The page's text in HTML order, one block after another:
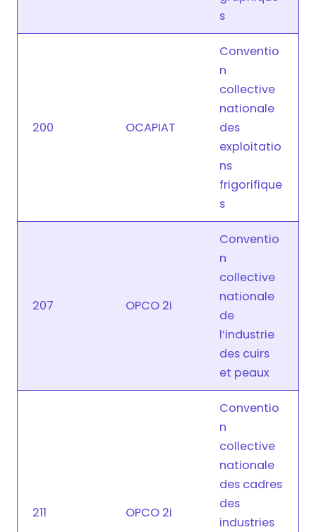
s
200 OCAPIAT
Conventio
n
collective
nationale
des
exploitatio
ns
frigorifique
s
207 OPCO 2i
Conventio
n
collective
nationale
de
l’industrie
des cuirs
et peaux
211 OPCO 2i
Conventio
n
collective
nationale
des cadres
des
industries